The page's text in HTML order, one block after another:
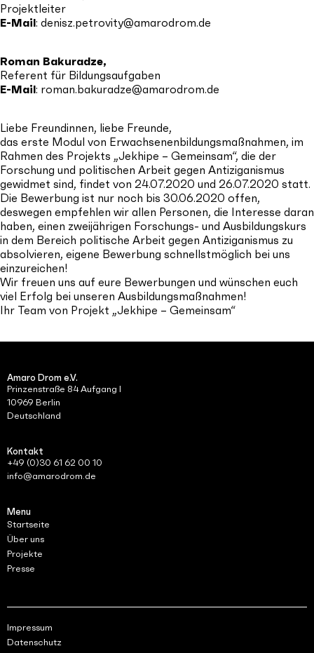
Projektleiter
E-Mail: denisz.petrovity@amarodrom.de
Roman Bakuradze,
Referent für Bildungsaufgaben
E-Mail: roman.bakuradze@amarodrom.de
Liebe Freundinnen, liebe Freunde,
das erste Modul von Erwachsenenbildungsmaßnahmen, im
Rahmen des Projekts „Jekhipe – Gemeinsam“, die der
Forschung und politischen Arbeit gegen Antiziganismus
gewidmet sind, findet von 24.07.2020 und 26.07.2020 statt.
Die Bewerbung ist nur noch bis 30.06.2020 offen,
deswegen empfehlen wir allen Personen, die Interesse daran
haben, einen zweijährigen Forschungs- und Ausbildungskurs
in dem Bereich politische Arbeit gegen Antiziganismus zu
absolvieren, eigene Bewerbung schnellstmöglich bei uns
einzureichen!
Wir freuen uns auf eure Bewerbungen und wünschen euch
viel Erfolg bei unseren Ausbildungsmaßnahmen!
Ihr Team von Projekt „Jekhipe – Gemeinsam“
Amaro Drom e.V.
Prinzenstraße 84 Aufgang I
10969 Berlin
Deutschland
Kontakt
+49 (0)30 61 62 00 10
info@amarodrom.de
Menu
Startseite
Über uns
Projekte
Presse
Impressum
Datenschutz